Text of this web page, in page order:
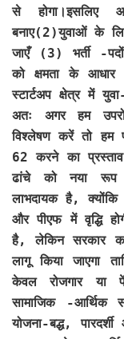
से होगा।इसलिए
बनाए(2)युवाओं के
जाएँ (3) भर्ती -पदों
को क्षमता के आधार
स्टार्टअप क्षेत्र में
अतः अगर हम
विश्लेषण करें तो हम
62 करने का
ढांचे को नया रूप
लाभदायक है,
और पीएफ में वृद्धि
है, लेकिन सरकार
लागू किया जाएगा
केवल रोजगार या
सामाजिक -आर्थिक
योजना-बद्ध,